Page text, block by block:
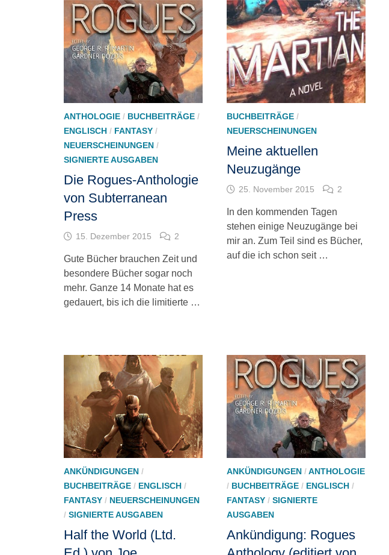
ANTHOLOGIE / BUCHBEITRÄGE /
ENGLISCH / FANTASY /
NEUERSCHEINUNGEN /
SIGNIERTE AUSGABEN
Die Rogues-Anthologie
von Subterranean
Press
15. Dezember 2015 2
Gute Bücher brauchen Zeit und
besondere Bücher sogar noch
mehr. Ganze 14 Monate hat es
gedauert, bis ich die limitierte …
BUCHBEITRÄGE/
NEUERSCHEINUNGEN
Meine aktuellen
Neuzugänge
25. November 2015 2
In den kommenden Tagen
stehen einige Neuzugänge bei
mir an. Zum Teil sind es Bücher,
auf die ich schon seit …
ANKÜNDIGUNGEN /
BUCHBEITRÄGE / ENGLISCH /
FANTASY / NEUERSCHEINUNGEN
/SIGNIERTE AUSGABEN
Half the World (Ltd.
ANKÜNDIGUNGEN/ANTHOLOGIE
/ BUCHBEITRÄGE/ ENGLISCH/
FANTASY/ SIGNIERTE
AUSGABEN
Ankündigung: Rogues